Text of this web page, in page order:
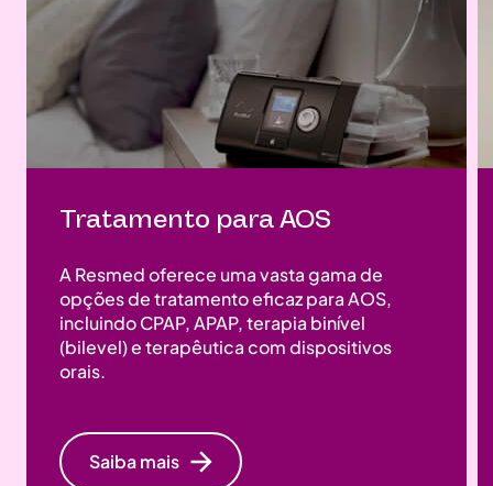
Tratamento para AOS
A Resmed oferece uma vasta gama de
opções de tratamento eficaz para AOS,
incluindo CPAP, APAP, terapia binível
(bilevel) e terapêutica com dispositivos
orais.
Saiba mais